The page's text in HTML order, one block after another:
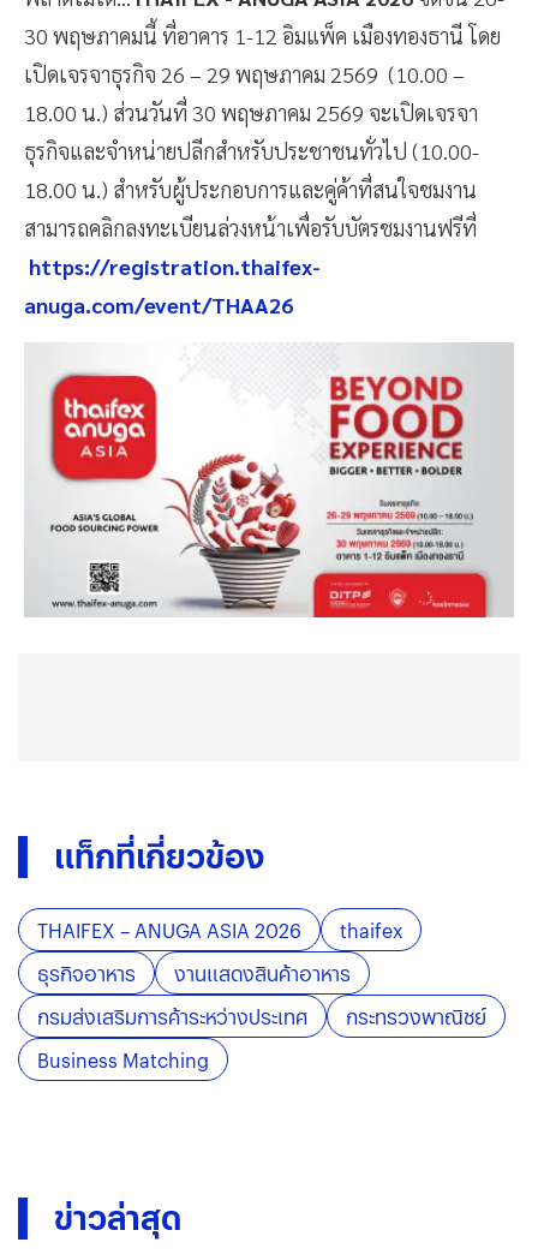
30 พฤษภาคมนี้ ที่อาคาร 1-12 อิมแพ็ค เมืองทองธานี โดย
เปิดเจรจาธุรกิจ 26 – 29 พฤษภาคม 2569 (10.00 –
18.00 น.) ส่วนวันที่ 30 พฤษภาคม 2569 จะเปิดเจรจา
ธุรกิจและจำหน่ายปลีกสำหรับประชาชนทั่วไป (10.00-
18.00 น.) สำหรับผู้ประกอบการและคู่ค้าที่สนใจชมงาน
สามารถคลิกลงทะเบียนล่วงหน้าเพื่อรับบัตรชมงานฟรีที่
https://registration.thaifex-
anuga.com/event/THAA26
แท็กที่เกี่ยวข้อง
THAIFEX – ANUGA ASIA 2026
thaifex
ธุรกิจอาหาร
งานแสดงสินค้าอาหาร
กรมส่งเสริมการค้าระหว่างประเทศ
กระทรวงพาณิชย์
Business Matching
ข่าวล่าสุด